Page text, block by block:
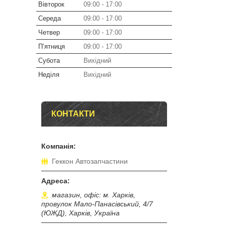
Вівторок
09:00
17:00
Середа
09:00
17:00
Четвер
09:00
17:00
Пʼятниця
09:00
17:00
Субота
Вихідний
Неділя
Вихідний
КОНТАКТИ
Геккон Автозапчастини
магазин, офіс: м. Харків,
провулок Мало-Панасівський, 4/7
(ЮЖД), Харків, Україна